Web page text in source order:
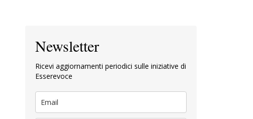
Newsletter
Ricevi aggiornamenti periodici sulle iniziative di
Esserevoce